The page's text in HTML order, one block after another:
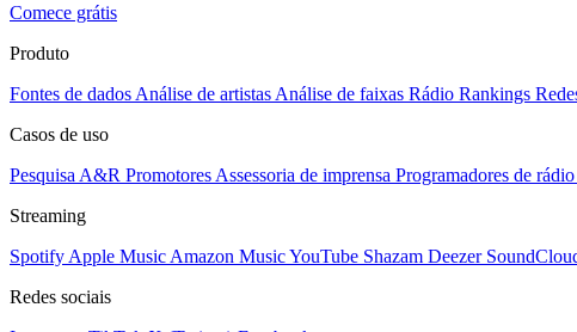
Comece grátis
Produto
Fontes de dados Análise de artistas Análise de faixas Rádio Rankings
Casos de uso
Pesquisa A&R Promotores Assessoria de imprensa Programadores de rádio
Streaming
Spotify Apple Music Amazon MusicYouTube Shazam Deezer
Redes sociais